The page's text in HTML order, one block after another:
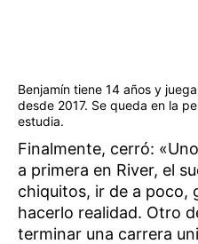
Benjamín tiene 14 años y
desde 2017. Se queda en la
estudia.
Finalmente, cerró:
a primera en River, el
chiquitos, ir de a poco,
hacerlo realidad. Otro
terminar una carrera